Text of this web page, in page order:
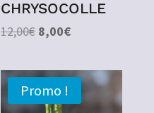
CHRYSOCOLLE
12,00€ Le
initial
était :
12,00€.
8,00€Le
actuel
est :
8,00€.
Promo !